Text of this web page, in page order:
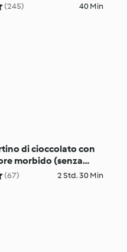
(245) 40 Min
di cioccolato con
morbido (senza
(67) 2 Std. 30 Min